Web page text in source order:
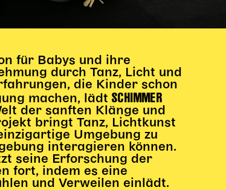
für Babys und ihre
durch Tanz, Licht und
die Kinder schon
machen, lädtSCHIMMER
der sanften Klänge und
bringt Tanz, Lichtkunst
Umgebung zu
interagieren können.
seine Erforschung der
fort, indem es eine
und Verweilen einlädt.